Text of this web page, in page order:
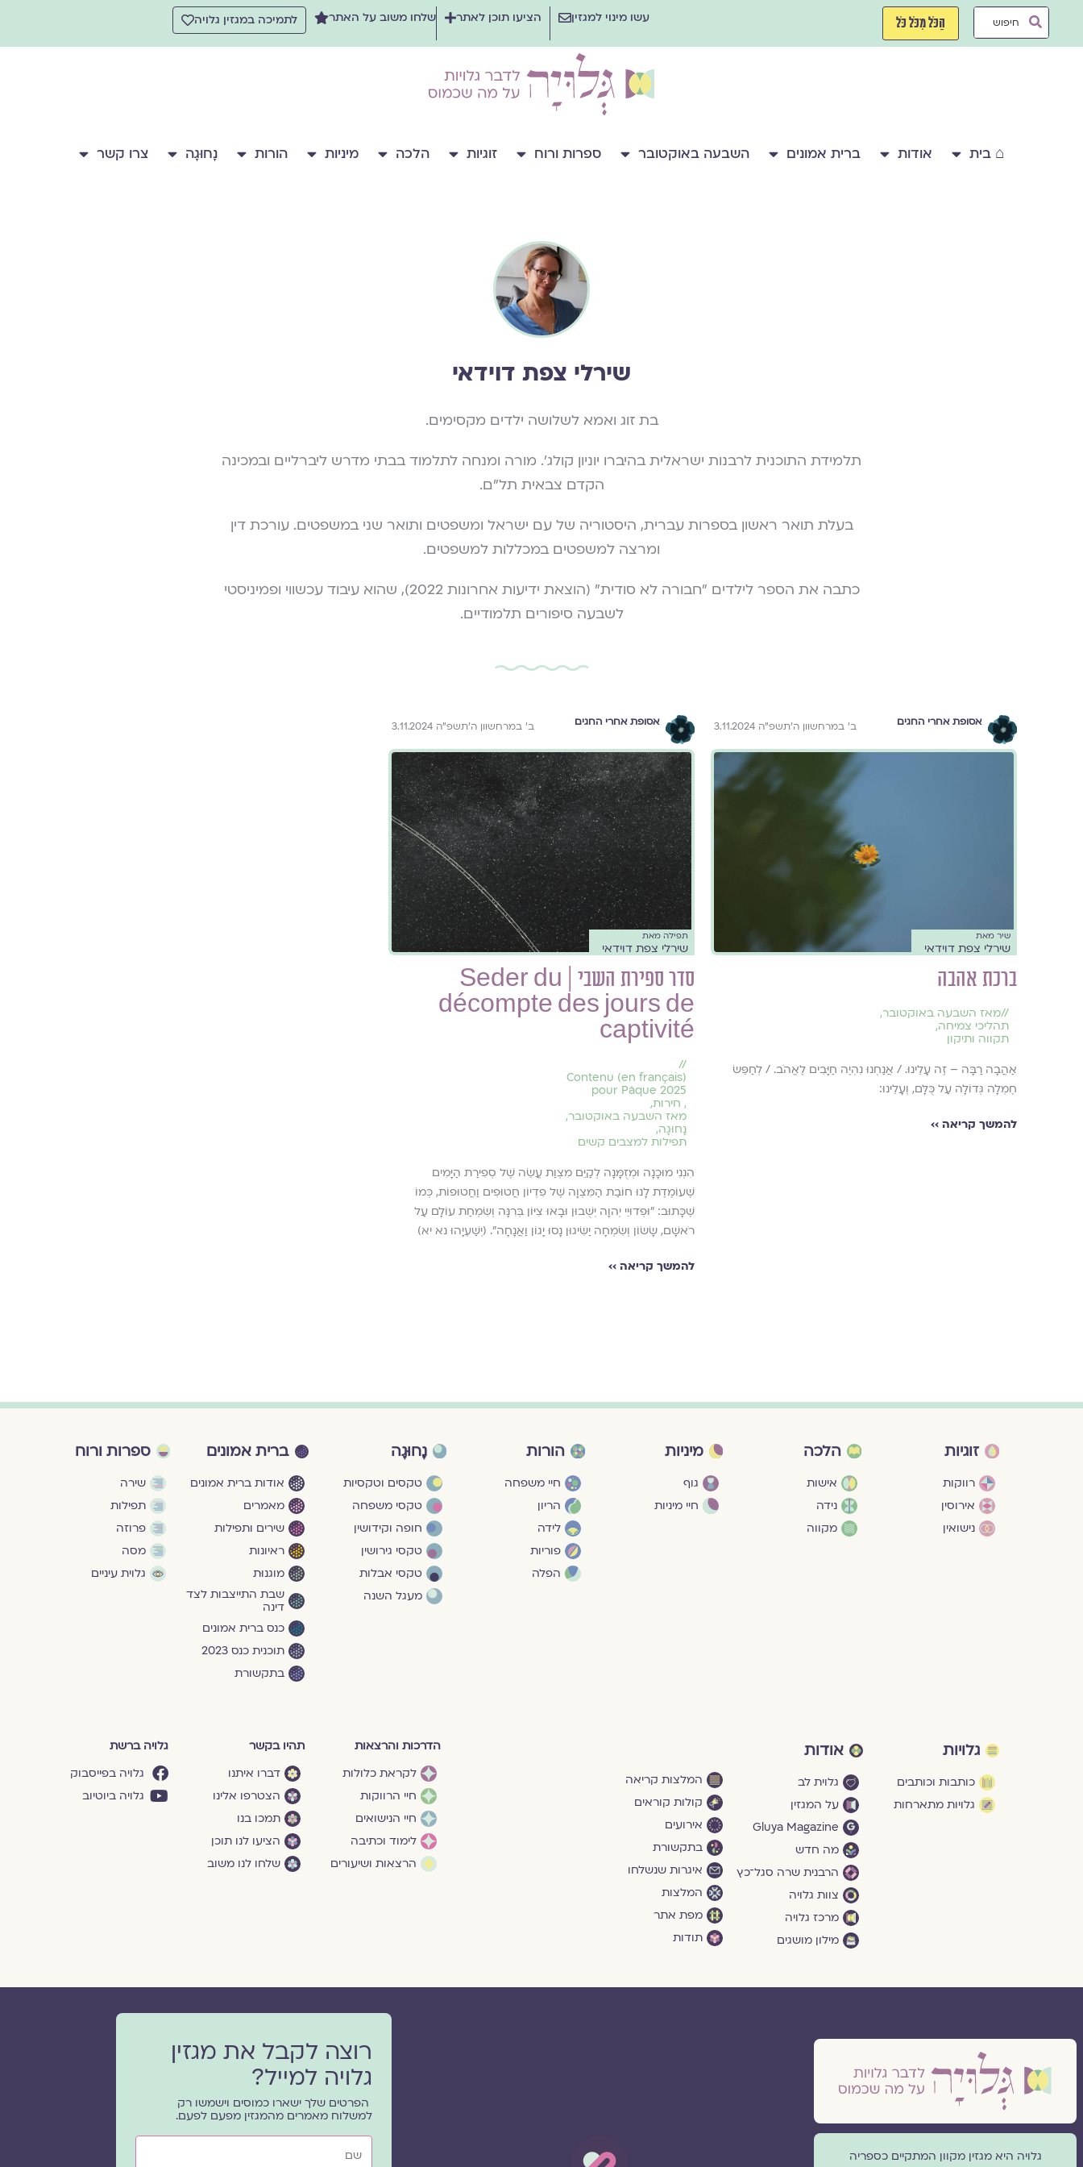
Search
הַכֹּל מִכֹּל כֹּל עשו מינוי למגזין הציעו תוכן לאתר שלחו משוב על האתר לתמיכה במגזין גלויה
⌂ בית אודות ברית אמונים השבעה באוקטובר ספרות ורוח זוגיות הלכה מיניות הורות נָחוּגָה צרו קשר
שירלי צפת דוידאי
בת זוג ואמא לשלושה ילדים מקסימים.
תלמידת התוכנית לרבנות ישראלית בהיברו יוניון קולג'. מורה ומנחה לתלמוד בבתי מדרש ליברליים ובמכינה
הקדם צבאית תל"ם.
בעלת תואר ראשון בספרות עברית, היסטוריה של עם ישראל ומשפטים ותואר שני במשפטים. עורכת דין
ומרצה למשפטים במכללות למשפטים.
כתבה את הספר לילדים "חבורה לא סודית" (הוצאת ידיעות אחרונות 2022), שהוא עיבוד עכשווי ופמיניסטי
לשבעה סיפורים תלמודיים.
אסופת אחרי החגים ב׳ במרחשוון ה׳תשפ״ה 3.11.2024
שיר מאת
שירלי צפת דוידאי
ברכת אהבה
//מאז השבעה באוקטובר,
תהליכי צמיחה,
תקווה ותיקון
אַהֲבָה רַבָּה – זֶה עָלֵינוּ. / אֲנַחְנוּ נִהְיֶה חַיָּבִים לֶאֱהֹב. / לְחַפֵּשׂ
חֶמְלָה גְּדוֹלָה עַל כֻּלָּם, וְעָלֵינוּ:
להמשך קריאה ››
אסופת אחרי החגים ב׳ במרחשוון ה׳תשפ״ה 3.11.2024
תפילה מאת
שירלי צפת דוידאי
סדר ספירת השבי | Seder du
décompte des jours de
captivité
//
(en français) Contenu
pour Pâque 2025
, חירות,
מאז השבעה באוקטובר,
נָחוּגָה,
תפילות למצבים קשים
הִנְנִי מוּכָנָה וּמְזֻמָּנָה לְקַיֵּם מִצְוַת עֲשֵׂה שֶׁל סְפִירַת הַיָּמִים
שֶׁעוֹמֶדֶת לָנוּ חוֹבַת הַמִּצְוָה שֶׁל פִדְיוֹן חֲטוּפִים וַחֲטוּפוֹת, כְּמוֹ
שֶׁכָּתוּב: "וּפְדוּיֵי יְהוָה יְשֻׁבוּן וּבָאוּ צִיּוֹן בְּרִנָּה וְשִׂמְחַת עוֹלָם עַל
רֹאשָׁם, שָׂשׂוֹן וְשִׂמְחָה יַשִּׂיגוּן נָסוּ יָגוֹן וַאֲנָחָה". (יְשַׁעְיָהוּ נא יא)
להמשך קריאה ››
זוגיות
רווקות
אירוסין
נישואין
הלכה
אישות
נידה
מקווה
מיניות
גוף
חיי מיניות
הורות
חיי משפחה
הריון
לידה
פוריות
הפלה
נָחוּגָה
טקסים וטקסיות
טקסי משפחה
חופה וקידושין
טקסי גירושין
טקסי אבלות
מעגל השנה
ברית אמונים
אודות ברית אמונים
מאמרים
שירים ותפילות
ראיונות
מוגנוּת
שבת התייצבות לצד
דינה
כנס ברית אמונים
תוכנית כנס 2023
בתקשורת
ספרות ורוח
שירה
תפילות
פרוזה
מסה
גלוית עיניים
גלויות
כותבות וכותבים
גלויות מתארחות
אודות
גלוית לב
על המגזין
Gluya Magazine
מה חדש
הרבנית שרה סגל־כץ
צוות גלויה
מרכז גלויה
מילון מושגים
המלצות קריאה
קולות קוראים
אירועים
בתקשורת
איגרות שנשלחו
המלצות
מפת אתר
תודות
הדרכות והרצאות
לקראת כלולות
חיי הרווקות
חיי הנישואים
לימוד וכתיבה
הרצאות ושיעורים
תהיו בקשר
דברו איתנו
הצטרפו אלינו
תמכו בנו
הציעו לנו תוכן
שלחו לנו משוב
גלויה ברשת
גלויה בפייסבוק
גלויה ביוטיוב
גלויה היא מגזין מקוון המתקיים כספריה
רוצה לקבל את מגזין
גלויה למייל?
הפרטים שלך ישארו כמוסים וישמשו רק
למשלוח מאמרים מהמגזין מפעם לפעם.
שם